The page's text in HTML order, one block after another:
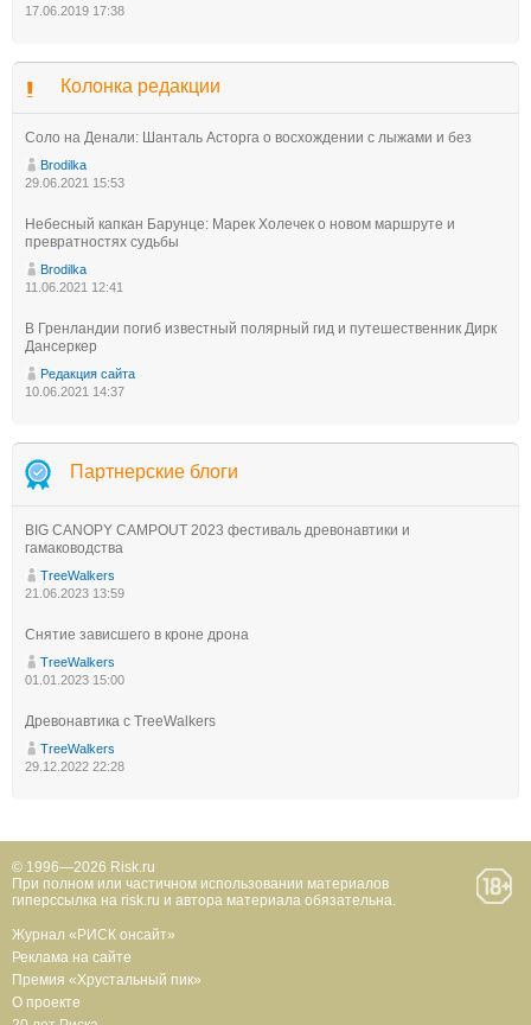
17.06.2019 17:38
Колонка редакции
Соло на Денали: Шанталь Асторга о восхождении с лыжами и без
Brodilka
29.06.2021 15:53
Небесный капкан Барунце: Марек Холечек о новом маршруте и
превратностях судьбы
Brodilka
11.06.2021 12:41
В Гренландии погиб известный полярный гид и путешественник Дирк
Дансеркер
Редакция сайта
10.06.2021 14:37
Партнерские блоги
BIG CANOPY CAMPOUT 2023 фестиваль древонавтики и
гамаководства
TreeWalkers
21.06.2023 13:59
Снятие зависшего в кроне дрона
TreeWalkers
01.01.2023 15:00
Древонавтика с TreeWalkers
TreeWalkers
29.12.2022 22:28
© 1996—2026 Risk.ru
При полном или частичном использовании материалов
гиперссылка на risk.ru и автора материала обязательна.
Журнал «РИСК онсайт»
Реклама на сайте
Премия «Хрустальный пик»
О проекте